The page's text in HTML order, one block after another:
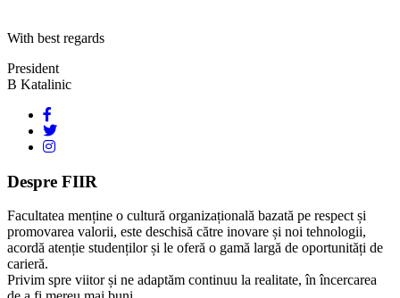
With best regards
President
B Katalinic
Despre FIIR
Facultatea menține o cultură organizațională bazată pe respect și
promovarea valorii, este deschisă către inovare și noi tehnologii,
acordă atenție studenților și le oferă o gamă largă de oportunități de
carieră.
Privim spre viitor și ne adaptăm continuu la realitate, în încercarea